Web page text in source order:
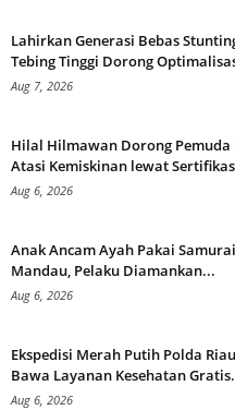
Lahirkan Generasi Bebas
Tebing Tinggi Dorong
Aug 7, 2026
Hilal Hilmawan Dorong
Atasi Kemiskinan lewat
Aug 6, 2026
Anak Ancam Ayah Pakai
Mandau, Pelaku Diamankan...
Aug 6, 2026
Ekspedisi Merah Putih Polda
Bawa Layanan Kesehatan
Aug 6, 2026